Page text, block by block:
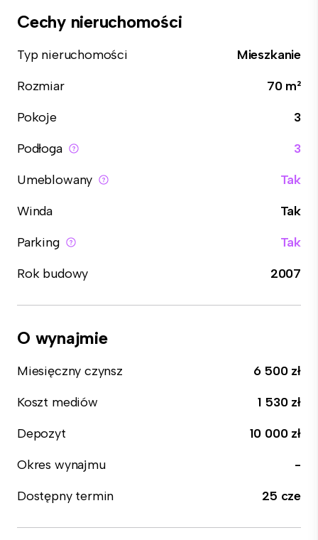
Cechy nieruchomości
Typ nieruchomości
Mieszkanie
Rozmiar
70 m²
Pokoje
3
Podłoga
3
Umeblowany
Tak
Winda
Tak
Parking
Tak
Rok budowy
2007
O wynajmie
Miesięczny czynsz
6 500 zł
Koszt mediów
1 530 zł
Depozyt
10 000 zł
Okres wynajmu
-
Dostępny termin
25 cze